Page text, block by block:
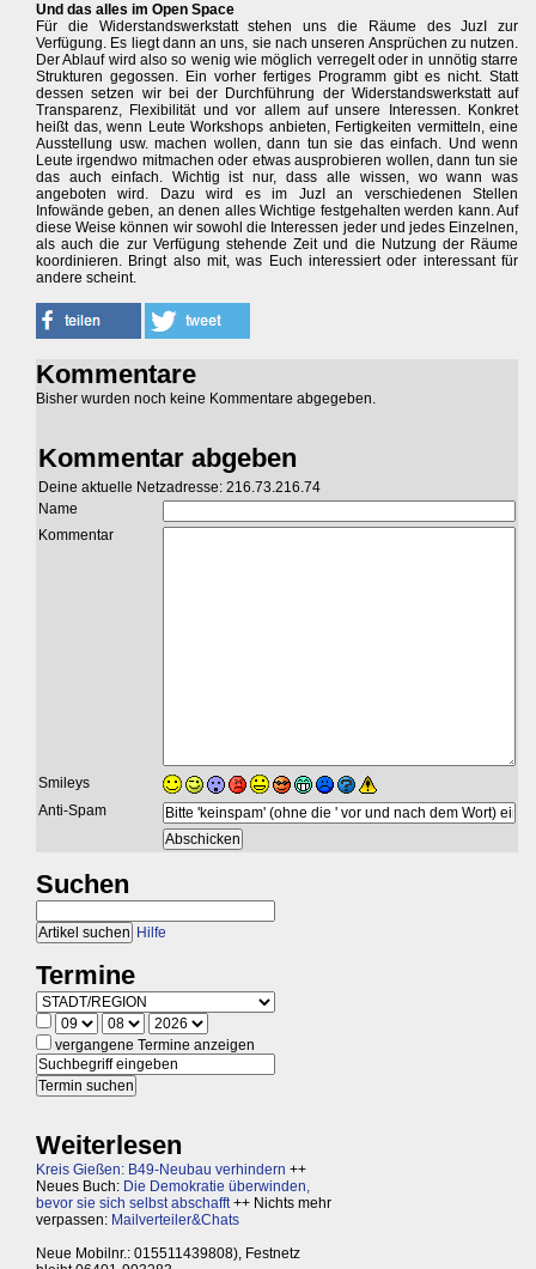
Und das alles im Open Space
Für die Widerstandswerkstatt stehen uns die Räume des JuzI zur
Verfügung. Es liegt dann an uns, sie nach unseren Ansprüchen zu nutzen.
Der Ablauf wird also so wenig wie möglich verregelt oder in unnötig starre
Strukturen gegossen. Ein vorher fertiges Programm gibt es nicht. Statt
dessen setzen wir bei der Durchführung der Widerstandswerkstatt auf
Transparenz, Flexibilität und vor allem auf unsere Interessen. Konkret
heißt das, wenn Leute Workshops anbieten, Fertigkeiten vermitteln, eine
Ausstellung usw. machen wollen, dann tun sie das einfach. Und wenn
Leute irgendwo mitmachen oder etwas ausprobieren wollen, dann tun sie
das auch einfach. Wichtig ist nur, dass alle wissen, wo wann was
angeboten wird. Dazu wird es im JuzI an verschiedenen Stellen
Infowände geben, an denen alles Wichtige festgehalten werden kann. Auf
diese Weise können wir sowohl die Interessen jeder und jedes Einzelnen,
als auch die zur Verfügung stehende Zeit und die Nutzung der Räume
koordinieren. Bringt also mit, was Euch interessiert oder interessant für
andere scheint.
Kommentare
Bisher wurden noch keine Kommentare abgegeben.
Kommentar abgeben
Deine aktuelle Netzadresse: 216.73.216.74
Name
Kommentar
Smileys
Anti-Spam
Suchen
Hilfe
Termine
vergangene Termine anzeigen
Weiterlesen
Kreis Gießen: B49-Neubau verhindern ++
Neues Buch: Die Demokratie überwinden,
bevor sie sich selbst abschafft++ Nichts mehr
verpassen: Mailverteiler&Chats
Neue Mobilnr.: 015511439808), Festnetz